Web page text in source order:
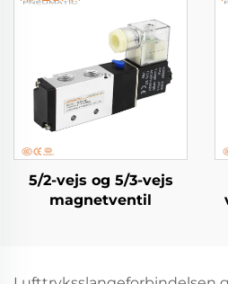
messing
5/2-vejs og 5/3-vejs
magnetventil